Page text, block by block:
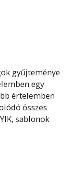
gyűjteménye
egy
értelemben
összes
sablonok